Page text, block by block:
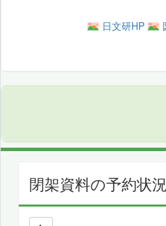
日文研HP
閉架資料の予約状